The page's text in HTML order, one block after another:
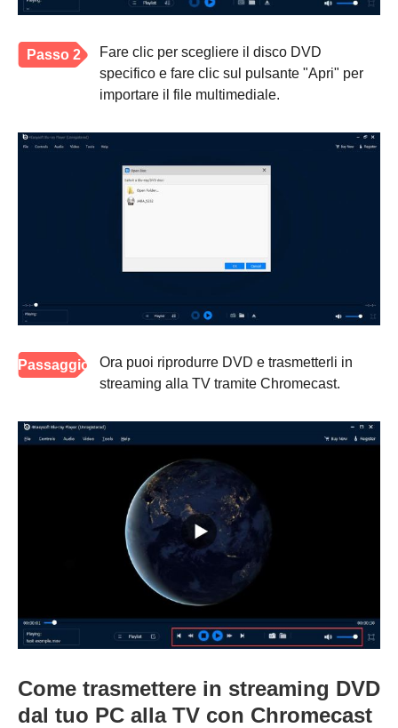
Passo 2
Fare clic per scegliere il disco DVD
specifico e fare clic sul pulsante "Apri" per
importare il file multimediale.
Passaggio
Ora puoi riprodurre DVD e trasmetterli in
streaming alla TV tramite Chromecast.
Come trasmettere in streaming DVD
dal tuo PC alla TV con Chromecast